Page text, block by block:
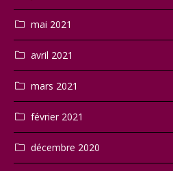
mai 2021
avril 2021
mars 2021
février 2021
décembre 2020